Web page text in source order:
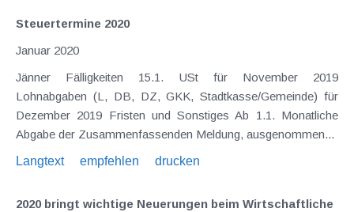
Steuertermine 2020
Januar 2020
Jänner Fälligkeiten 15.1. USt für November 2019
Lohnabgaben (L, DB, DZ, GKK, Stadtkasse/Gemeinde) für
Dezember 2019 Fristen und Sonstiges Ab 1.1. Monatliche
Abgabe der Zusammenfassenden Meldung, ausgenommen...
Langtext
empfehlen drucken
2020 bringt wichtige Neuerungen beim Wirtschaftliche